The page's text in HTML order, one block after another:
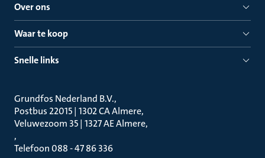
Over ons
Waar te koop
Snelle links
Grundfos Nederland B.V.
Postbus 22015 | 1302 CA Almere
Veluwezoom 35 | 1327 AE Almere
Telefoon 088 - 47 86 336